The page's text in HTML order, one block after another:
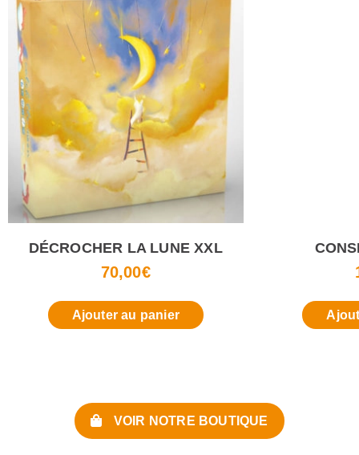
DÉCROCHER LA LUNE XXL
70,00€
Ajouter au panier
VOIR NOTRE BOUTIQUE